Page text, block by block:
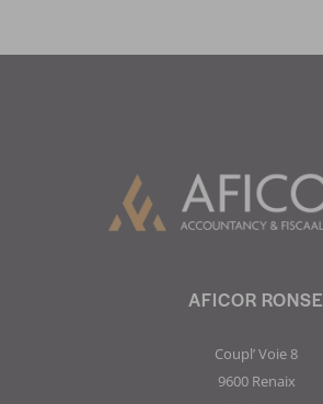
AFICOR RONSE
Coupl’ Voie 8
9600 Renaix